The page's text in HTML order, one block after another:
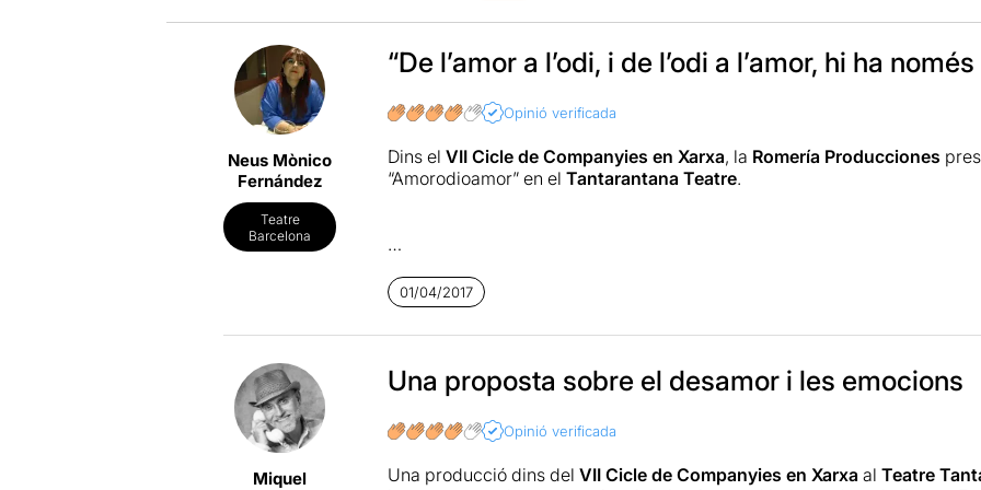
Neus Mònico
Fernández
Teatre
Barcelona
“De l’amor a l’odi, i de l’odi a l’amor, hi ha
Opinió verificada
Dins el VII Cicle de Companyies en Xarxa, la Romería Producciones
“Amorodioamor” en el Tantarantana Teatre.
emocions. I ho fa mostrant-nos les diferents etapes per les que passa una
nostres emocions dins aquesta relació.
María Miguela part de ser-ne l’autora, també és l’actriu que interpreta al
excel·lent on l’actriu mostra el gran ventall d’emocions per les que passa
transiten mitjançant la paraula, la dansa, els audiovisuals, la poesia de
01/04/2017
Miquel
Una proposta sobre el desamor i les emocions
Opinió verificada
Una producció dins del VII Cicle de Companyies en Xarxa al Teatre